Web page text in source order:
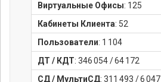
Виртуальные Офисы: 125
Кабинеты Клиента: 52
Пользователи: 1 104
ДТ / КДТ: 346 054/64 172
СД / МультиСД: 311 493 /6 047